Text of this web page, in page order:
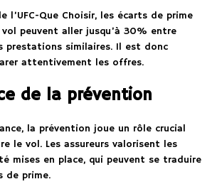
l’UFC-Que Choisir, les écarts de prime
peuvent aller jusqu’à 30% entre
prestations similaires. Il est donc
attentivement les offres.
de la prévention
la prévention joue un rôle crucial
le vol. Les assureurs valorisent les
mises en place, qui peuvent se traduire
de prime.